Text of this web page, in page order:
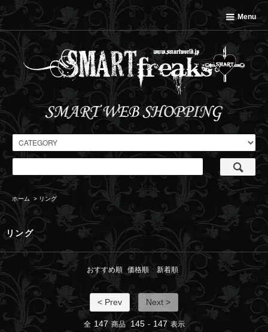
Menu
ホーム > リング
リング
おすすめ順 価格順 新着順
< Prev Next >
全 147 商品 145 - 147 表示